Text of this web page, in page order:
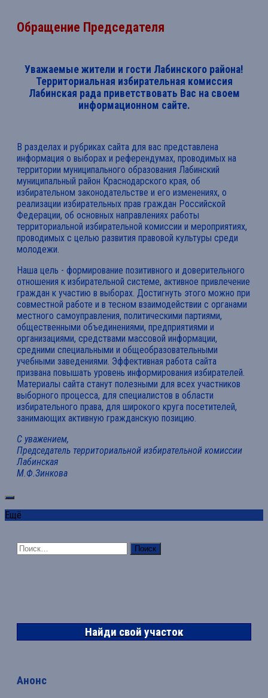
Обращение Председателя
Уважаемые жители и гости Лабинского района!
Территориальная избирательная комиссия
Лабинская рада приветствовать Вас на своем
информационном сайте.
В разделах и рубриках сайта для вас представлена
информация о выборах и референдумах, проводимых на
территории муниципального образования Лабинский
муниципальный район Краснодарского края, об
избирательном законодательстве и его изменениях, о
реализации избирательных прав граждан Российской
Федерации, об основных направлениях работы
территориальной избирательной комиссии и мероприятиях,
проводимых с целью развития правовой культуры среди
молодежи.
Наша цель - формирование позитивного и доверительного
отношения к избирательной системе, активное привлечение
граждан к участию в выборах. Достигнуть этого можно при
совместной работе и в тесном взаимодействии с органами
местного самоуправления, политическими партиями,
общественными объединениями, предприятиями и
организациями, средствами массовой информации,
средними специальными и общеобразовательными
учебными заведениями. Эффективная работа сайта
призвана повышать уровень информирования избирателей.
Материалы сайта станут полезными для всех участников
выборного процесса, для специалистов в области
избирательного права, для широкого круга посетителей,
занимающих активную гражданскую позицию.
С уважением,
Председатель территориальной избирательной комиссии
Лабинская
М.Ф.Зинкова
Ещё
Найти:
Найди свой участок
Анонс